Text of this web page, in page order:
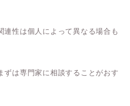
連性は個人によって異なる場合も
ずは専門家に相談することがおす